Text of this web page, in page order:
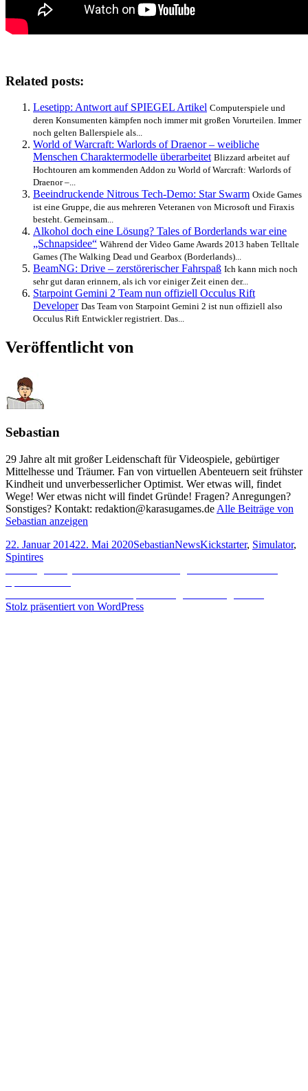
Related posts:
Lesetipp: Antwort auf SPIEGEL Artikel Computerspiele und
deren Konsumenten kämpfen noch immer mit großen Vorurteilen. Immer
noch gelten Ballerspiele als...
World of Warcraft: Warlords of Draenor – weibliche
Menschen Charaktermodelle überarbeitet Blizzard arbeitet auf
Hochtouren am kommenden Addon zu World of Warcraft: Warlords of
Draenor –...
Beeindruckende Nitrous Tech-Demo: Star Swarm Oxide Games
ist eine Gruppe, die aus mehreren Veteranen von Microsoft und Firaxis
besteht. Gemeinsam...
Alkohol doch eine Lösung? Tales of Borderlands war eine
„Schnapsidee“ Während der Video Game Awards 2013 haben Telltale
Games (The Walking Dead und Gearbox (Borderlands)...
BeamNG: Drive – zerstörerischer Fahrspaß Ich kann mich noch
sehr gut daran erinnern, als ich vor einiger Zeit einen der...
Starpoint Gemini 2 Team nun offiziell Occulus Rift
Developer Das Team von Starpoint Gemini 2 ist nun offiziell also
Occulus Rift Entwickler registriert. Das...
Veröffentlicht von
Sebastian
29 Jahre alt mit großer Leidenschaft für Videospiele, gebürtiger
Mittelhesse und Träumer. Fan von virtuellen Abenteuern seit frühster
Kindheit und unverbesserlicher Optimist. Wer etwas will, findet
Wege! Wer etwas nicht will findet Gründe! Fragen? Anregungen?
Sonstiges? Kontakt: redaktion@karasugames.de Alle Beiträge von
Sebastian anzeigen
Veröffentlicht
am
22. Januar 201422. Mai 2020Autor
SebastianKategorien
NewsSchlagwörter
Kickstarter, Simulator,
Spintires
Beitragsnavigation
Beitrag:
Stolz präsentiert von WordPress